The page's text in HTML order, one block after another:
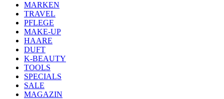
MARKEN
TRAVEL
PFLEGE
MAKE-UP
HAARE
DUFT
K-BEAUTY
TOOLS
SPECIALS
SALE
MAGAZIN